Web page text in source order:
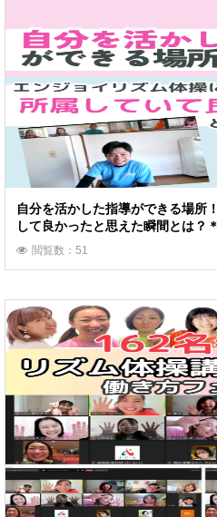
自分を活かした指導ができる場所
して良かったと思えた瞬間とは？
動・なだみつき先生
閲覧数：51